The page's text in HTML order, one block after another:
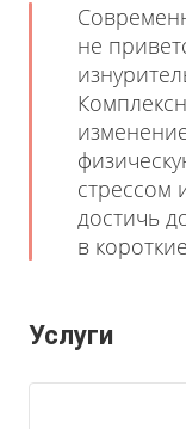
не
стрессом
достичь
в
Услуги